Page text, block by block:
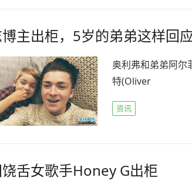
主出柜，5岁的弟弟这样回
奥利弗和弟弟阿
特(Oliver
资讯
舌女歌手Honey G出柜